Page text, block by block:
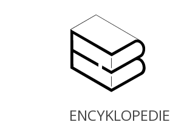
ENCYKLOPEDIE